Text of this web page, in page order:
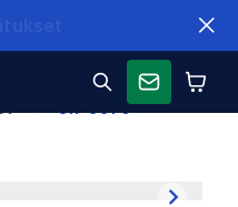
CR-9976